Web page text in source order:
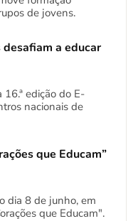
de jovens.
a educar
edição do E-
nacionais de
que Educam”
dia 8 de junho, em
que Educam".